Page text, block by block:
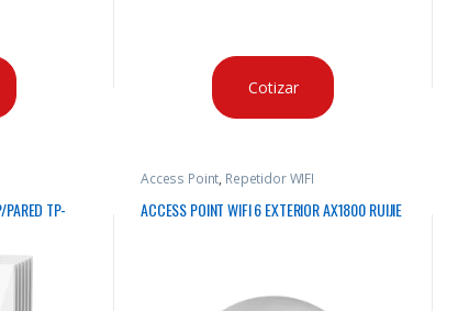
Cotizar
TP-
Access Point, Repetidor WIFI
ACCESS POINT WIFI 6 EXTERIOR AX1800 RUIJIE